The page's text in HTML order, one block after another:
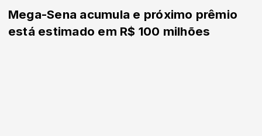
Mega-Sena acumula e próximo prêmio
está estimado em R$ 100 milhões